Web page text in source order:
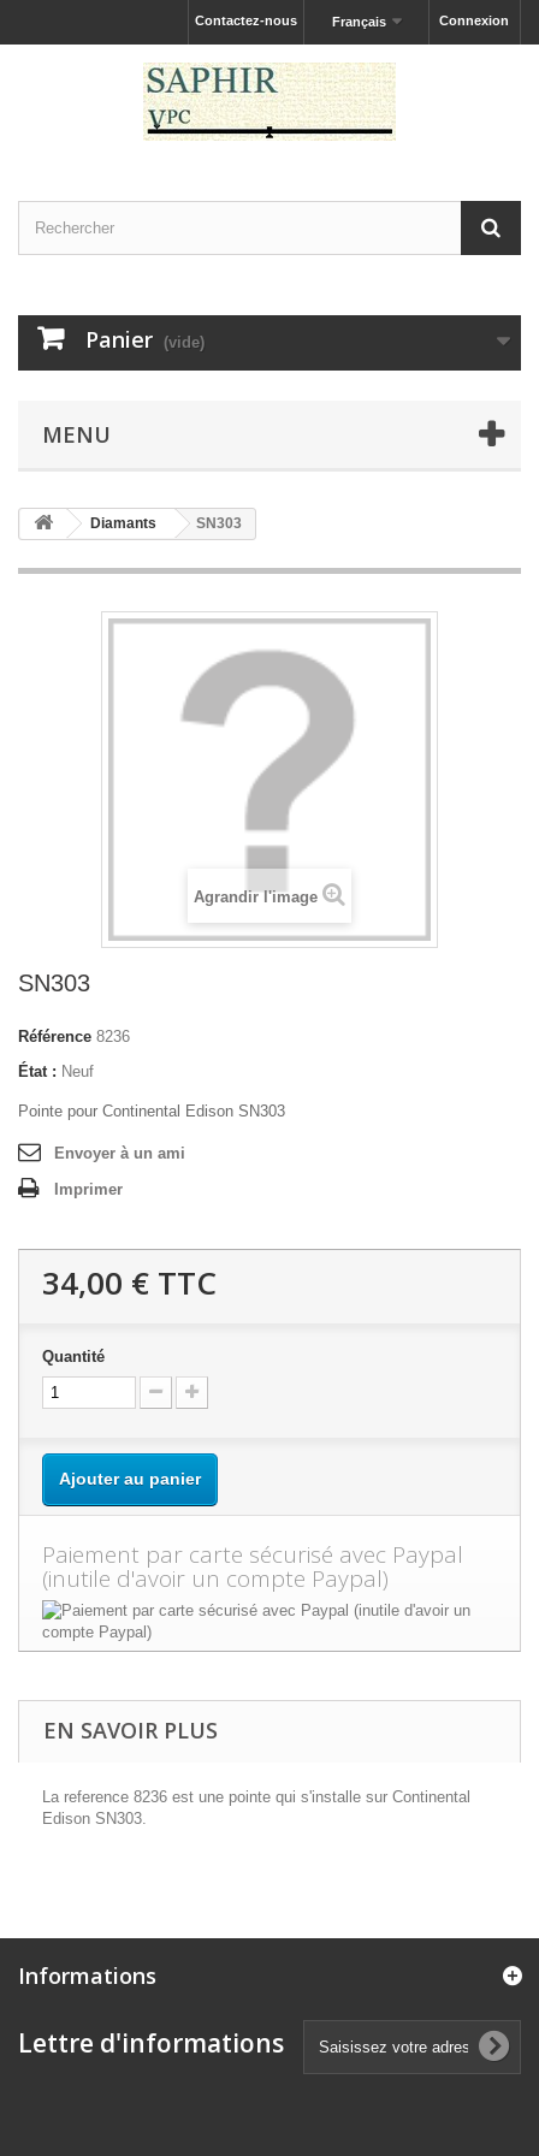
Connexion
Français
Contactez-nous
Panier (vide)
MENU
Diamants SN303
Agrandir l'image
SN303
Référence 8236
État : Neuf
Pointe pour Continental Edison SN303
Envoyer à un ami
Imprimer
34,00 € TTC
Quantité
Ajouter au panier
Paiement par carte sécurisé avec Paypal
(inutile d'avoir un compte Paypal)
EN SAVOIR PLUS
La reference 8236 est une pointe qui s'installe sur Continental
Edison SN303.
Informations
Lettre d'informations